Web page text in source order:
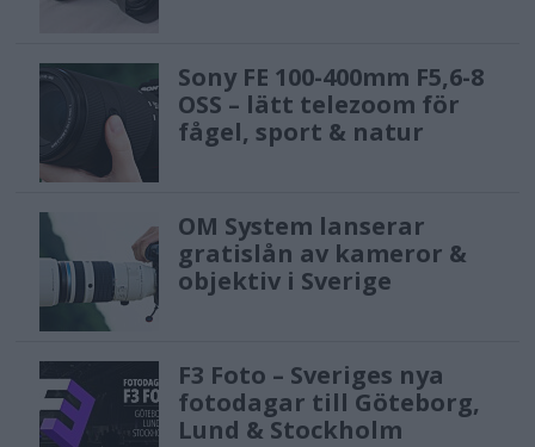
Sony FE 100-400mm F5,6-8
OSS – lätt telezoom för
fågel, sport & natur
OM System lanserar
gratislån av kameror &
objektiv i Sverige
F3 Foto – Sveriges nya
fotodagar till Göteborg,
Lund & Stockholm